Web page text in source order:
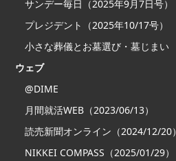
サンデー毎日（2025年9月7日号）
プレジデント（2025年10/17号）
小さな葬儀とお墓選び・墓じまい
ウェブ
@DIME
月間就活WEB（2023/06/13）
読売新聞オンライン（2024/12/20）
NIKKEI COMPASS（2025/01/29）